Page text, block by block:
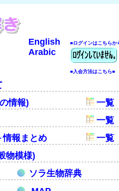
English
Arabic
■ログインはこちらか
■入会方法はこちら■
情報)
一覧
一覧
情報まとめ
一覧
物模様)
ソラ生物辞典